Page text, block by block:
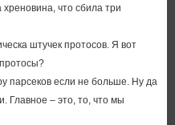
что сбила три
штучек протосов. Я вот
если не больше. Ну да
Главное – это, то, что мы